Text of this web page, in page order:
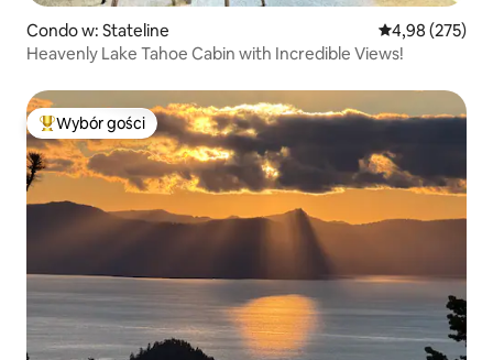
Condo w: Stateline Średnia
4,98 (275)
Heavenly Lake Tahoe Cabin with Incredible Views!
Najpopularniejsze z kategorii Wybór gości
Wybór gości